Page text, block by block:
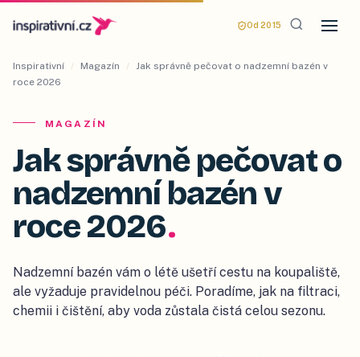
Od 2015
Inspirativní / Magazín / Jak správně pečovat o nadzemní bazén v
roce 2026
MAGAZÍN
Jak správně pečovat o
nadzemní bazén v
roce 2026.
Nadzemní bazén vám o létě ušetří cestu na koupaliště,
ale vyžaduje pravidelnou péči. Poradíme, jak na filtraci,
chemii i čištění, aby voda zůstala čistá celou sezonu.